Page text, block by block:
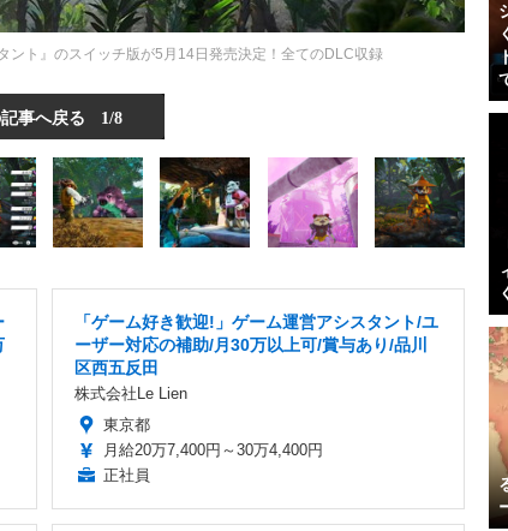
ント』のスイッチ版が5月14日発売決定！全てのDLC収録
記事へ戻る 1/8
「ゲーム好き歓迎!」ゲーム運営アシスタント/ユ
ーザー対応の補助/月30万以上可/賞与あり/品川
区西五反田
株式会社Le Lien
東京都
月給20万7,400円～30万4,400円
正社員